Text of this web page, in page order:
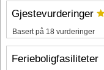
Gjestevurderinger
Basert på 18 vurderinger
Ferieboligfasiliteter